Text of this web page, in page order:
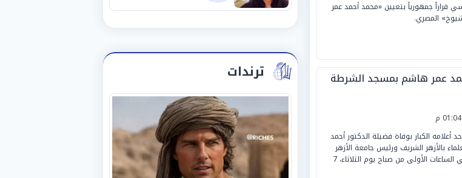
قراراً جمهورياً بتعيين «محمد أحمد عمر
المصري.
عمر هاشم بمسجد الشرطة
أعلامه الكبار بوفاة فضيلة الدكتور أحمد
بالأزهر الشريف ورئيس جامعة الأزهر
الأسبق، الذي وافته المنية في الساعات الأولى من صباح يوم الثلاثاء، 7
سويف
ترندات